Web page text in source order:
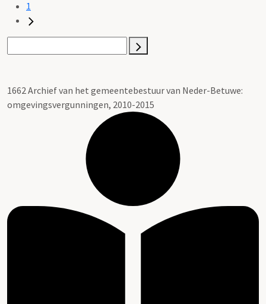
1
1662 Archief van het gemeentebestuur van Neder-Betuwe:
omgevingsvergunningen, 2010-2015